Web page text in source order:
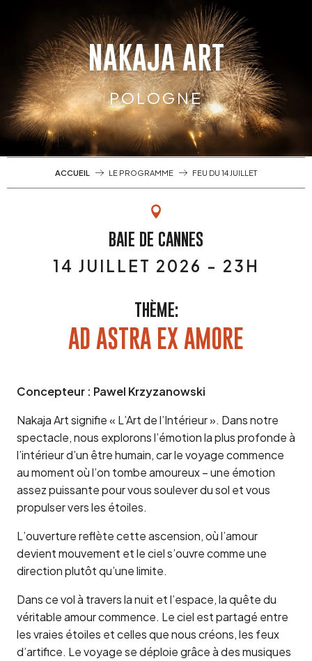
contenu
principal
NAKAJA ART
POLOGNE
ACCUEIL LE PROGRAMME FEU DU 14 JUILLET
BAIE DE CANNES
14 JUILLET 2026 - 23H
THÈME:
AD ASTRA EX AMORE
Concepteur : Pawel Krzyzanowski
Nakaja Art signifie « L’Art de l’Intérieur ». Dans notre
spectacle, nous explorons l’émotion la plus profonde à
l’intérieur d’un être humain, car le voyage commence
au moment où l’on tombe amoureux – une émotion
assez puissante pour vous soulever du sol et vous
propulser vers les étoiles.
L’ouverture reflète cette ascension, où l’amour
devient mouvement et le ciel s’ouvre comme une
direction plutôt qu’une limite.
Dans ce vol à travers la nuit et l’espace, la quête du
véritable amour commence. Le ciel est partagé entre
les vraies étoiles et celles que nous créons, les feux
d’artifice. Le voyage se déploie grâce à des musiques